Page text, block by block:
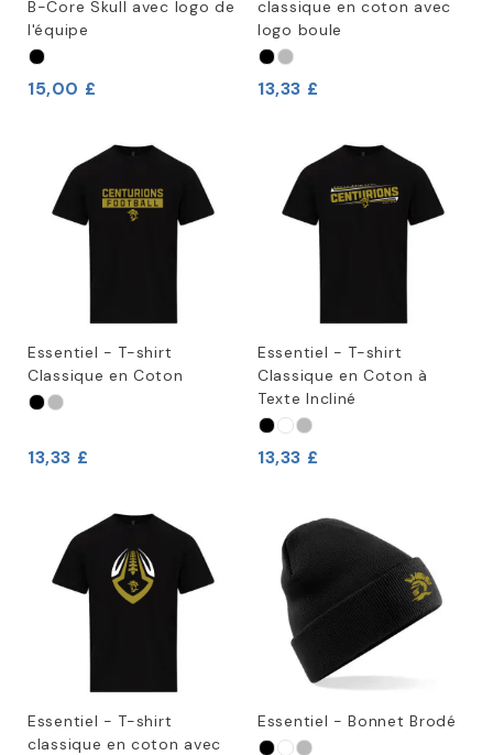
B-Core Skull avec logo de
l'équipe
15,00 £
classique en coton avec
logo boule
13,33 £
Essentiel - T-shirt
Classique en Coton
13,33 £
Essentiel - T-shirt
Classique en Coton à
Texte Incliné
13,33 £
Essentiel - T-shirt
classique en coton avec
Essentiel - Bonnet Brodé